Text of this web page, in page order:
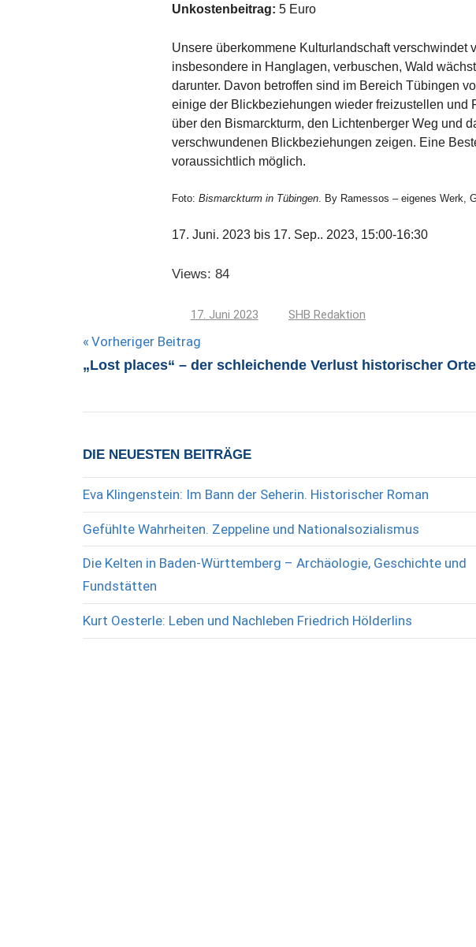
Unkostenbeitrag: 5 Euro
Unsere überkommene Kulturlandschaft
insbesondere in Hanglagen, verbuschen, Wald
darunter. Davon betroffen sind im Bereich Tübingen
einige der Blickbeziehungen wieder freizustellen
über den Bismarckturm, den Lichtenberger Weg und
verschwundenen Blickbeziehungen zeigen. Eine
voraussichtlich möglich.
Foto: Bismarckturm in Tübingen . By Ramessos – eigenes Werk,
17. Juni. 2023 bis 17. Sep.. 2023, 15:00-16:30
Views: 84
17. Juni 2023 SHB Redaktion
Beitragsnavigation
Vorheriger Beitrag
„Lost places“ – der schleichende Verlust historischer Orte
DIE NEUESTEN BEITRÄGE
Eva Klingenstein: Im Bann der Seherin. Historischer Roman
Gefühlte Wahrheiten. Zeppeline und Nationalsozialismus
Die Kelten in Baden-Württemberg – Archäologie, Geschichte und
Fundstätten
Kurt Oesterle: Leben und Nachleben Friedrich Hölderlins